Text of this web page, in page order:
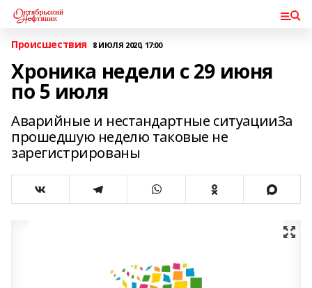
Происшествия 8 ИЮЛЯ 2020, 17:00
Хроника недели с 29 июня
по 5 июля
Аварийные и нестандартные ситуацииЗа
прошедшую неделю таковые не
зарегистрированы